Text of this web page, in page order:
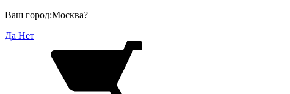
Ваш город:Москва?
Да Нет